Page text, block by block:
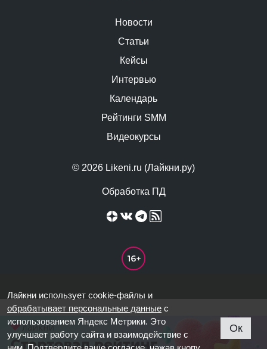
© 2026 Likeni.ru (Лайкни.ру)
Обработка ПД
Новости
Статьи
Кейсы
Интервью
Календарь
Рейтинги SMM
Видеокурсы
Лайкни использует cookie-файлы и
обрабатывает персональные данные с
использованием Яндекс Метрики. Это
улучшает работу сайта и взаимодействие с
Ок